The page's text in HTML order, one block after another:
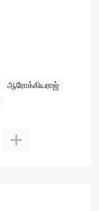
ஆரோக்கியராஜ்